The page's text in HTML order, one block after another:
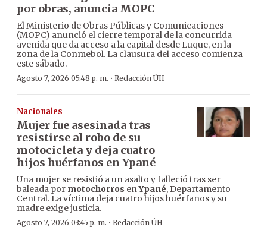
por obras, anuncia MOPC
El Ministerio de Obras Públicas y Comunicaciones
(MOPC) anunció el cierre temporal de la concurrida
avenida que da acceso a la capital desde Luque, en la
zona de la Conmebol. La clausura del acceso comienza
este sábado.
Agosto 7, 2026 05:48 p. m. · Redacción ÚH
Nacionales
Mujer fue asesinada tras
resistirse al robo de su
motocicleta y deja cuatro
hijos huérfanos en Ypané
Una mujer se resistió a un asalto y falleció tras ser
baleada por motochorros enYpané, Departamento
Central. La víctima deja cuatro hijos huérfanos y su
madre exige justicia.
Agosto 7, 2026 03:45 p. m. · Redacción ÚH